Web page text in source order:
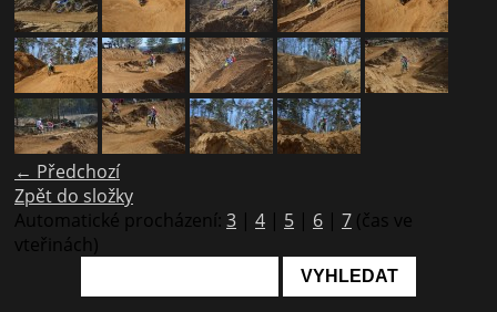
← Předchozí
Zpět do složky
Automatické procházení: 3 | 4 | 5 | 6 | 7 (čas ve
vteřinách)